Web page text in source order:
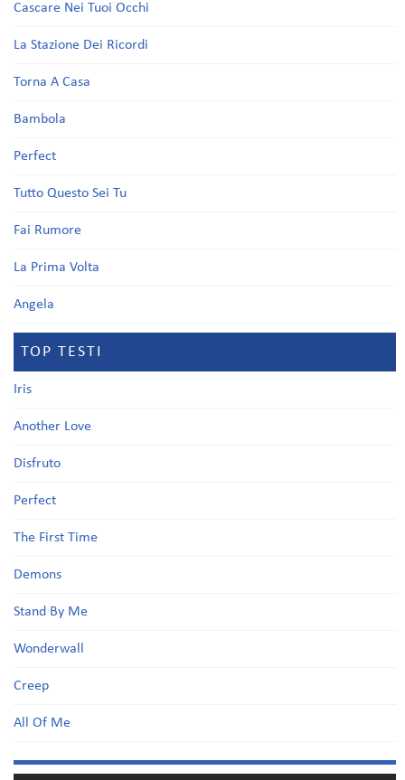
Cascare Nei Tuoi Occhi
La Stazione Dei Ricordi
Torna A Casa
Bambola
Perfect
Tutto Questo Sei Tu
Fai Rumore
La Prima Volta
Angela
TOP TESTI
Iris
Another Love
Disfruto
Perfect
The First Time
Demons
Stand By Me
Wonderwall
Creep
All Of Me